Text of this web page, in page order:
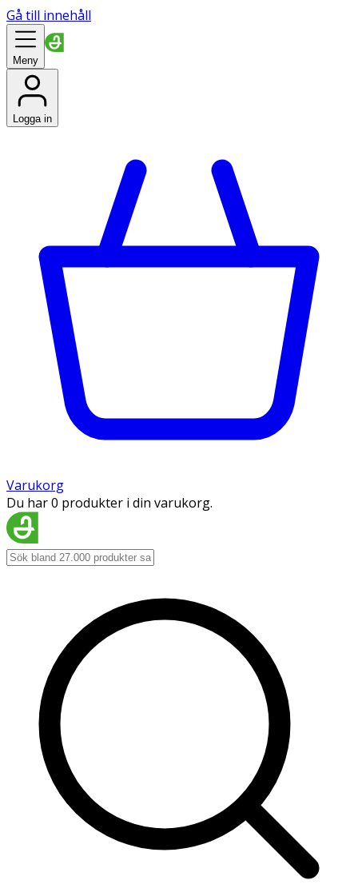
Gå till innehåll
Meny
Logga in
Varukorg
Du har 0 produkter i din varukorg.